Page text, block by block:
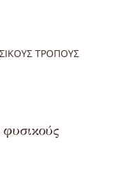
ΤΡΌΠΟΥΣ